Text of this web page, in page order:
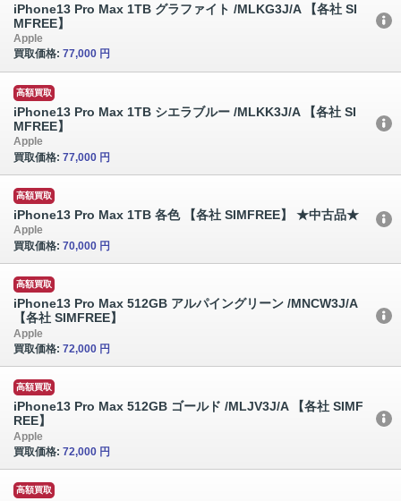
iPhone13 Pro Max 1TB グラファイト /MLKG3J/A 【各社 SI
MFREE】
Apple
買取価格: 77,000 円
高額買取
iPhone13 Pro Max 1TB シエラブルー /MLKK3J/A 【各社 SI
MFREE】
Apple
買取価格: 77,000 円
高額買取
iPhone13 Pro Max 1TB 各色 【各社 SIMFREE】 ★中古品★
Apple
買取価格: 70,000 円
高額買取
iPhone13 Pro Max 512GB アルパイングリーン /MNCW3J/A
【各社 SIMFREE】
Apple
買取価格: 72,000 円
高額買取
iPhone13 Pro Max 512GB ゴールド /MLJV3J/A 【各社 SIMF
REE】
Apple
買取価格: 72,000 円
高額買取